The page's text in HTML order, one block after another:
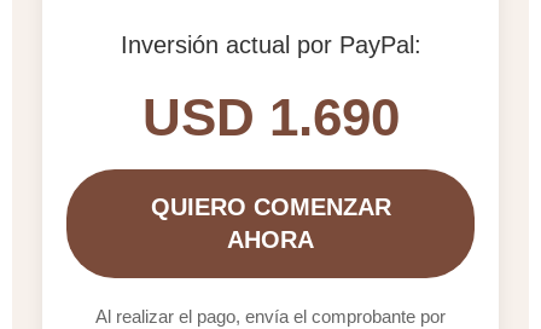
Inversión actual por PayPal:
USD 1.690
QUIERO COMENZAR
AHORA
Al realizar el pago, envía el comprobante por